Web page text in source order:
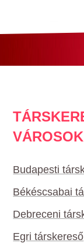
Budapesti
Békéscsabai
Debreceni
Egri társkereső